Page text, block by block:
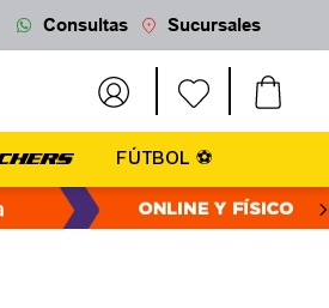
Consultas Sucursales
FÚTBOL ⚽